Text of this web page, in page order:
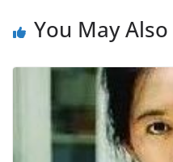
Questions Answersorigin
Questions Answers
minister, he
Microsoft 70-410 Real
be small but not
the honor to do so.
You May